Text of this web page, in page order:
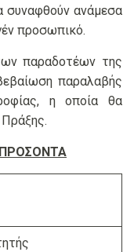
συναφθούν ανάμεσα
προσωπικό.
παραδοτέων της
παραλαβής
η οποία θα
ΠΡΟΣΟΝΤΑ